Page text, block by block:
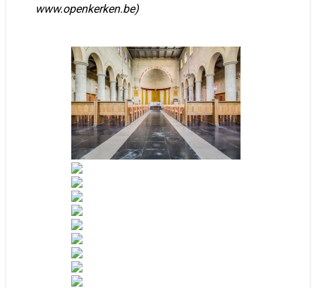
www.openkerken.be)